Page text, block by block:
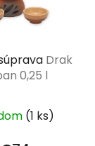
Drak
0,25 l
(1 ks)